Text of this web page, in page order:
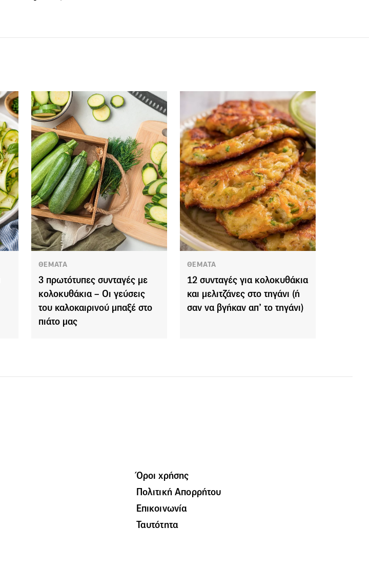
ΘΕΜΑΤΑ
3 πρωτότυπες συνταγές με
κολοκυθάκια – Οι γεύσεις
του καλοκαιρινού μπαξέ στο
πιάτο μας
ΘΕΜΑΤΑ
12 συνταγές για κολοκυθάκια
και μελιτζάνες στο τηγάνι (ή
σαν να βγήκαν απ’ το τηγάνι)
Όροι χρήσης
Πολιτική Απορρήτου
Επικοινωνία
Ταυτότητα